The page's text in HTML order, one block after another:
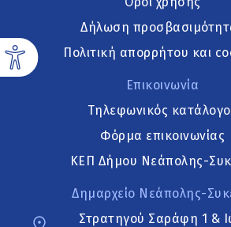
Δήλωση
Πολιτική απορρήτου και
Επικοινωνία
Τηλεφωνικός
Φόρμα επικοινωνίας
ΚΕΠ Δήμου Νεάπολης-
Δημαρχείο Νεάπολης-
Στρατηγού Σαράφη 1 &